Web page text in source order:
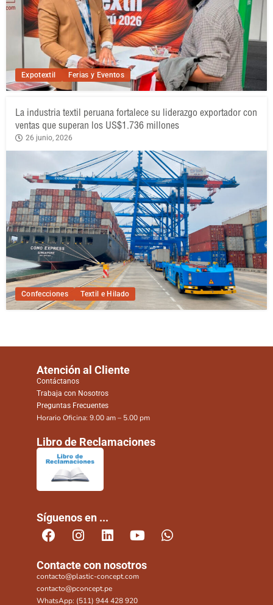
Expotextil Ferias y Eventos
Confecciones Textil e Hilado
La industria textil peruana fortalece su liderazgo exportador con
ventas que superan los US$1.736 millones
26 junio, 2026
Atención al Cliente
Contáctanos
Trabaja con Nosotros
Preguntas Frecuentes
Horario Oficina: 9.00 am – 5.00 pm
Libro de Reclamaciones
Síguenos en ...
Contacte con nosotros
contacto@plastic-concept.com
contacto@pconcept.pe
WhatsApp: (511) 944 428 920